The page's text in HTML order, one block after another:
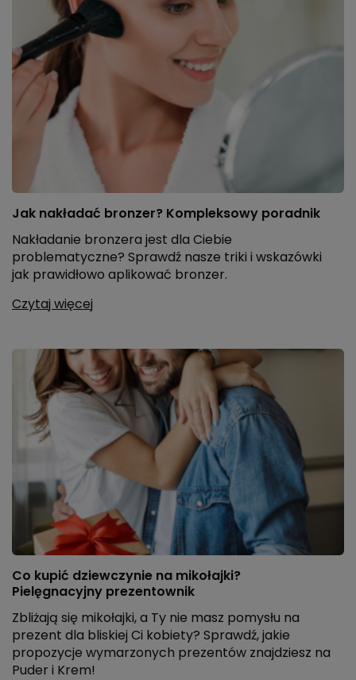
Jak nakładać bronzer? Kompleksowy poradnik
Nakładanie bronzera jest dla Ciebie
problematyczne? Sprawdź nasze triki i wskazówki
jak prawidłowo aplikować bronzer.
Czytaj więcej
Co kupić dziewczynie na mikołajki?
Pielęgnacyjny prezentownik
Zbliżają się mikołajki, a Ty nie masz pomysłu na
prezent dla bliskiej Ci kobiety? Sprawdź, jakie
propozycje wymarzonych prezentów znajdziesz na
Puder i Krem!